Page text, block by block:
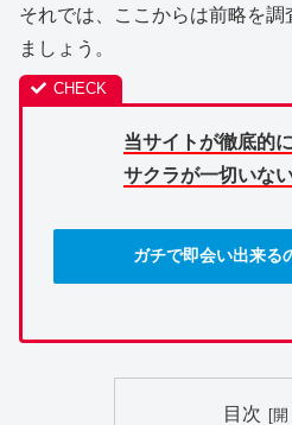
それでは、ここからは前略を調
ましょう。
当サイトが徹底的
サクラが一切いな
ガチで即会い出来る
目次